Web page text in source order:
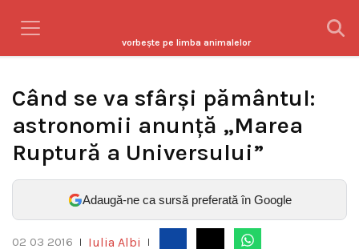
vorbeşte pe limba animalelor
Când se va sfârşi pământul:
astronomii anunţă „Marea
Ruptură a Universului”
Adaugă-ne ca sursă preferată în Google
02 03 2016 Iulia Albi